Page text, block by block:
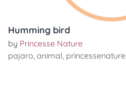
Humming bird
by Princesse Nature
pajaro, animal, princessenature